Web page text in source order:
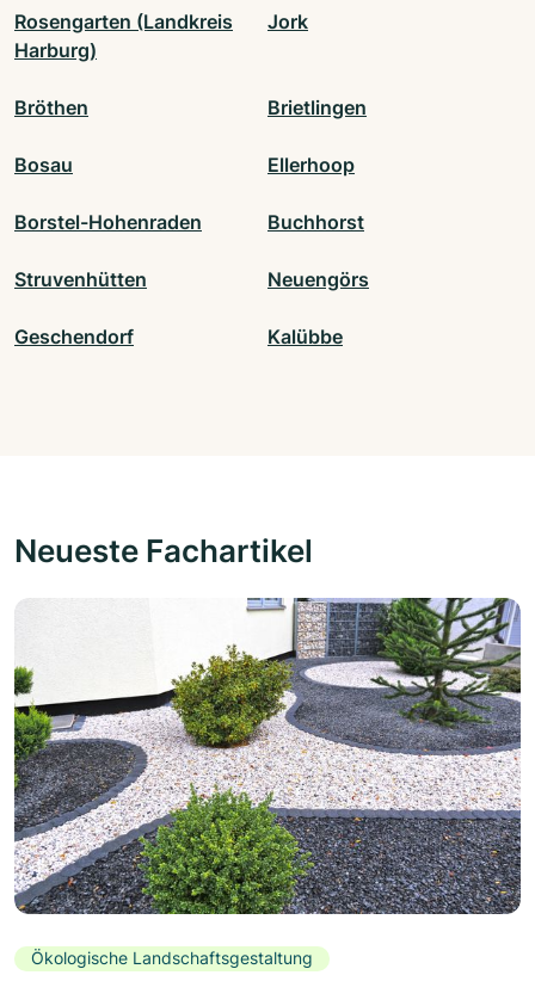
Rosengarten (Landkreis
Harburg)
Jork
Bröthen Brietlingen
Bosau Ellerhoop
Borstel-Hohenraden Buchhorst
Struvenhütten Neuengörs
Geschendorf Kalübbe
Neueste Fachartikel
Ökologische Landschaftsgestaltung